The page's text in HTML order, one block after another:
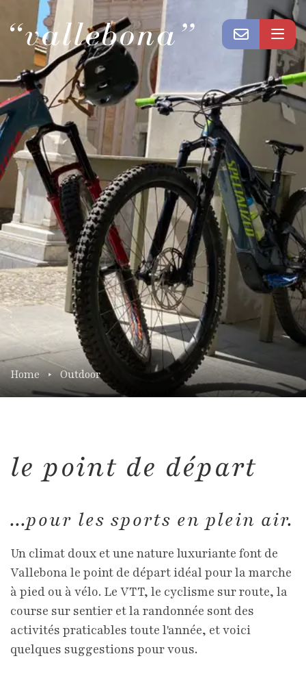
Home Outdoor
le point de départ
...pour les sports en plein air.
Un climat doux et une nature luxuriante font de
Vallebona le point de départ idéal pour la marche
à pied ou à vélo. Le VTT, le cyclisme sur route, la
course sur sentier et la randonnée sont des
activités praticables toute l'année, et voici
quelques suggestions pour vous.